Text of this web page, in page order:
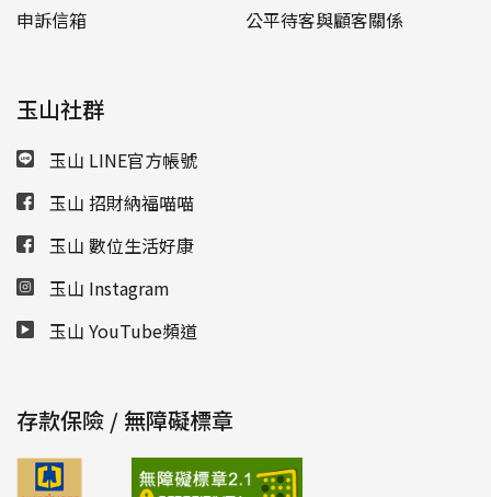
申訴信箱
公平待客與顧客關係
玉山社群
玉山 LINE官方帳號
玉山 招財納福喵喵
玉山 數位生活好康
玉山 Instagram
玉山 YouTube頻道
存款保險 / 無障礙標章